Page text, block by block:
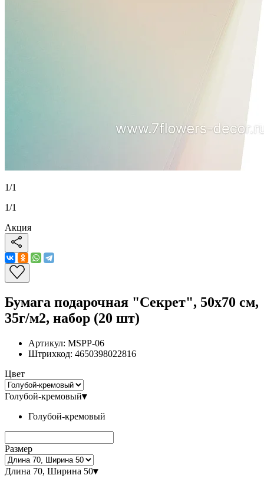
1/1
1/1
Акция
Бумага подарочная "Секрет", 50x70 см,
35г/м2, набор (20 шт)
Артикул: MSPP-06
Штрихкод: 4650398022816
Цвет
Голубой-кремовый▾
Голубой-кремовый
Размер
Длина 70, Ширина 50▾